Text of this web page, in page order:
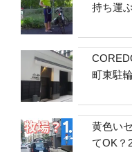
持ち運
町東駐
黄色い
てOK？